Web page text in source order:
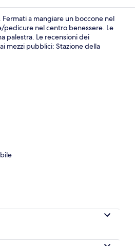
Ristorante
Fermati a mangiare un boccone nel
pedicure nel centro benessere. Le
palestra. Le recensioni dei
mezzi pubblici: Stazione della